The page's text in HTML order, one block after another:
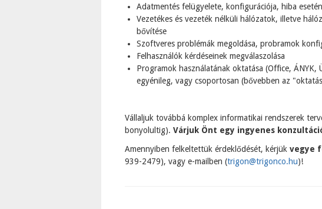
Adatmentés felügyelete, konfigurációja, hiba
Vezetékes és vezeték nélküli hálózatok, illetve
bővítése
Szoftveres problémák megoldása, probramok
Felhasználók kérdéseinek megválaszolása
Programok használatának oktatása (Office,
egyénileg, vagy csoportosan (bővebben az
Vállaljuk továbbá komplex informatikai rendszerek
bonyolultig). Várjuk Önt egy ingyenes
Amennyiben felkeltettük érdeklődését, kérjük vegye
939-2479), vagy e-mailben (trigon@trigonco.hu)!